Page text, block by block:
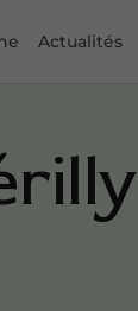
Actualités